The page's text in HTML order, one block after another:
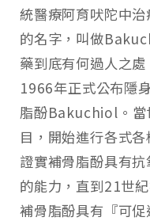
統醫療阿育吠陀中
的名字，叫做
藥到底有何過人之
1966年正式公布隱
脂酚Bakuchiol。當
目，開始進行各式
證實補骨脂酚具有
的能力，直到21世
補骨脂酚具有『可